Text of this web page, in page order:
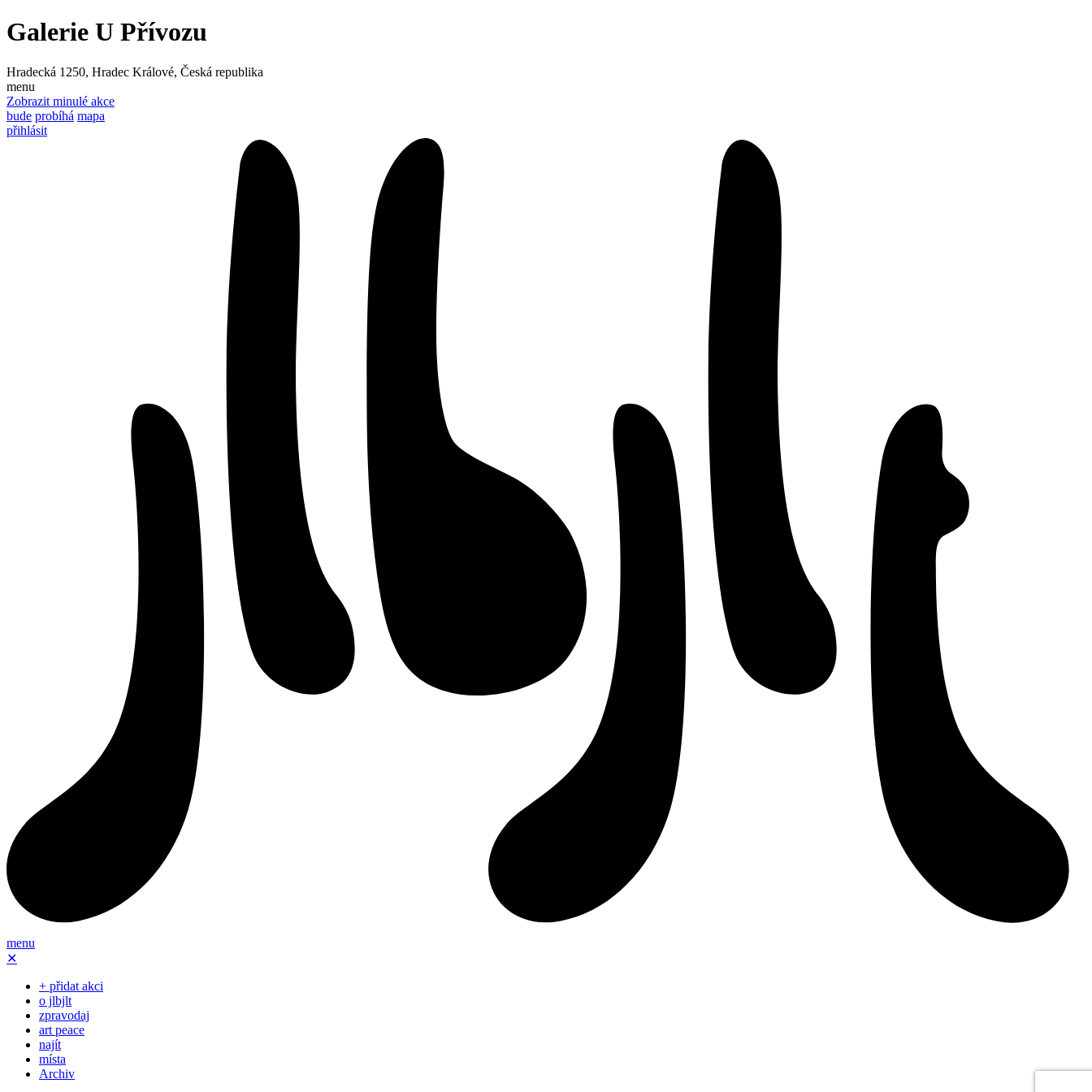
Galerie U Přívozu
Hradecká 1250, Hradec Králové, Česká republika
menu
Zobrazit minulé akce
bude probíhá mapa
přihlásit
menu
✕
+ přidat akci
o jlbjlt
zpravodaj
art peace
najít
místa
Archiv